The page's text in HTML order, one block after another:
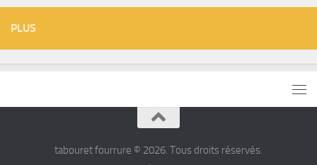
PLUS
tabouret fourrure © 2026. Tous droits réservés.